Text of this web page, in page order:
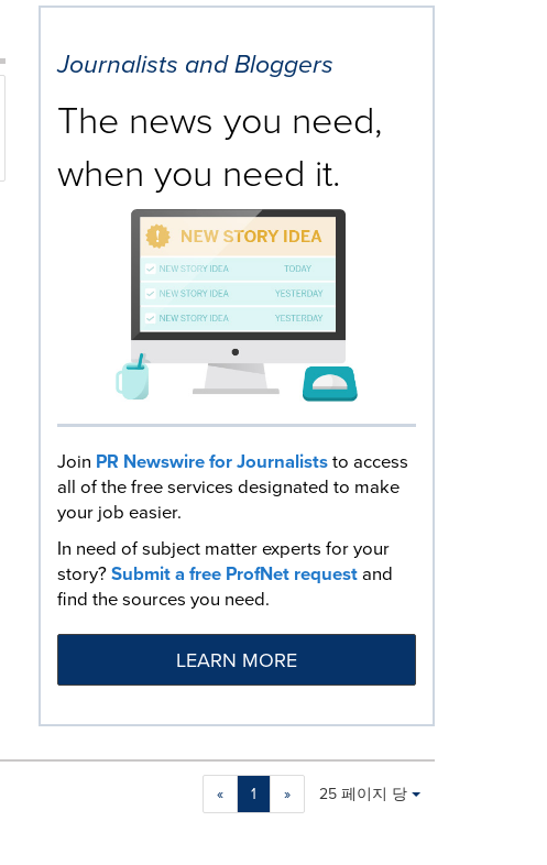
Journalists and Bloggers
The news you need,
when you need it.
Join PR Newswire for Journaliststo access
all of the free services designated to make
your job easier.
In need of subject matter experts for your
story?Submit a free ProfNet requestand
find the sources you need.
LEARN MORE
« 1 »
Making
Items per page:
25 페이지 당